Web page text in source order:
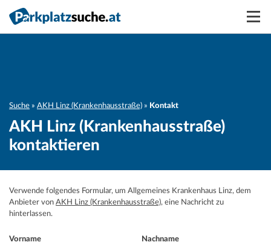
Suche AKH Linz (Krankenhausstraße) Kontakt
AKH Linz (Krankenhausstraße)
kontaktieren
Verwende folgendes Formular, um Allgemeines Krankenhaus Linz, dem
Anbieter von AKH Linz (Krankenhausstraße), eine Nachricht zu
hinterlassen.
Vorname Nachname